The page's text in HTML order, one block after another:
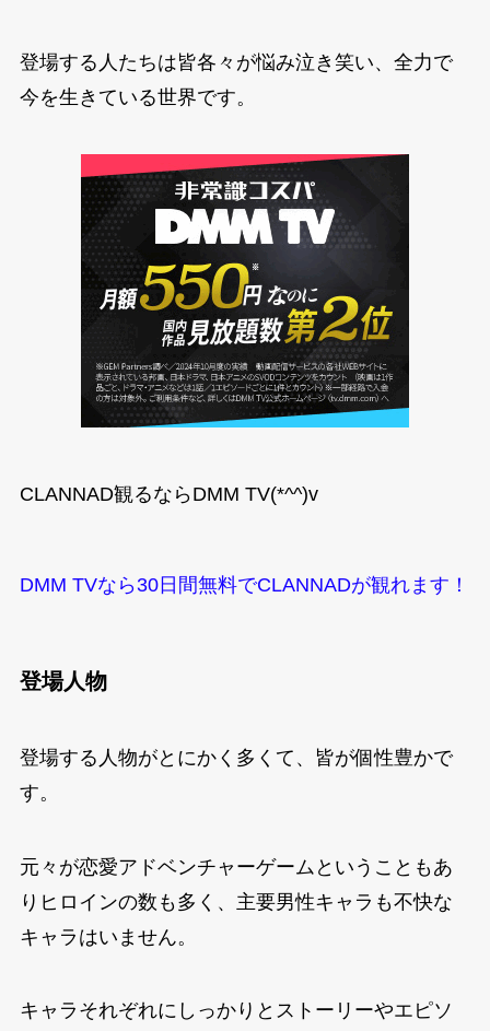
登場する人たちは皆各々が悩み泣き笑い、全力で
今を生きている世界です。
CLANNAD観るならDMM TV(*^^)v
DMM TVなら30日間無料でCLANNADが観れます！
登場人物
登場する人物がとにかく多くて、皆が個性豊かで
す。
元々が恋愛アドベンチャーゲームということもあ
りヒロインの数も多く、主要男性キャラも不快な
キャラはいません。
キャラそれぞれにしっかりとストーリーやエピソ